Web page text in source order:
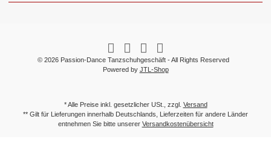
© 2026 Passion-Dance Tanzschuhgeschäft - All Rights Reserved
Powered by JTL-Shop
* Alle Preise inkl. gesetzlicher USt., zzgl. Versand
** Gilt für Lieferungen innerhalb Deutschlands, Lieferzeiten für andere Länder
entnehmen Sie bitte unserer Versandkostenübersicht